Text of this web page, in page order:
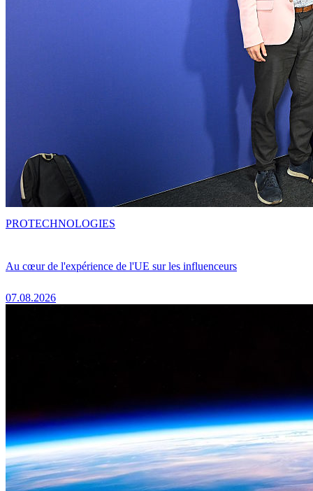
Au cœur de l'expérience de l'UE sur les influenceurs
07.08.2026
PROTECHNOLOGIES